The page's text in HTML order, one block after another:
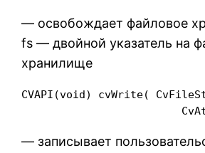
— освобождает файловое
fs — двойной указатель на
хранилище
CVAPI(void) cvWrite(
— записывает